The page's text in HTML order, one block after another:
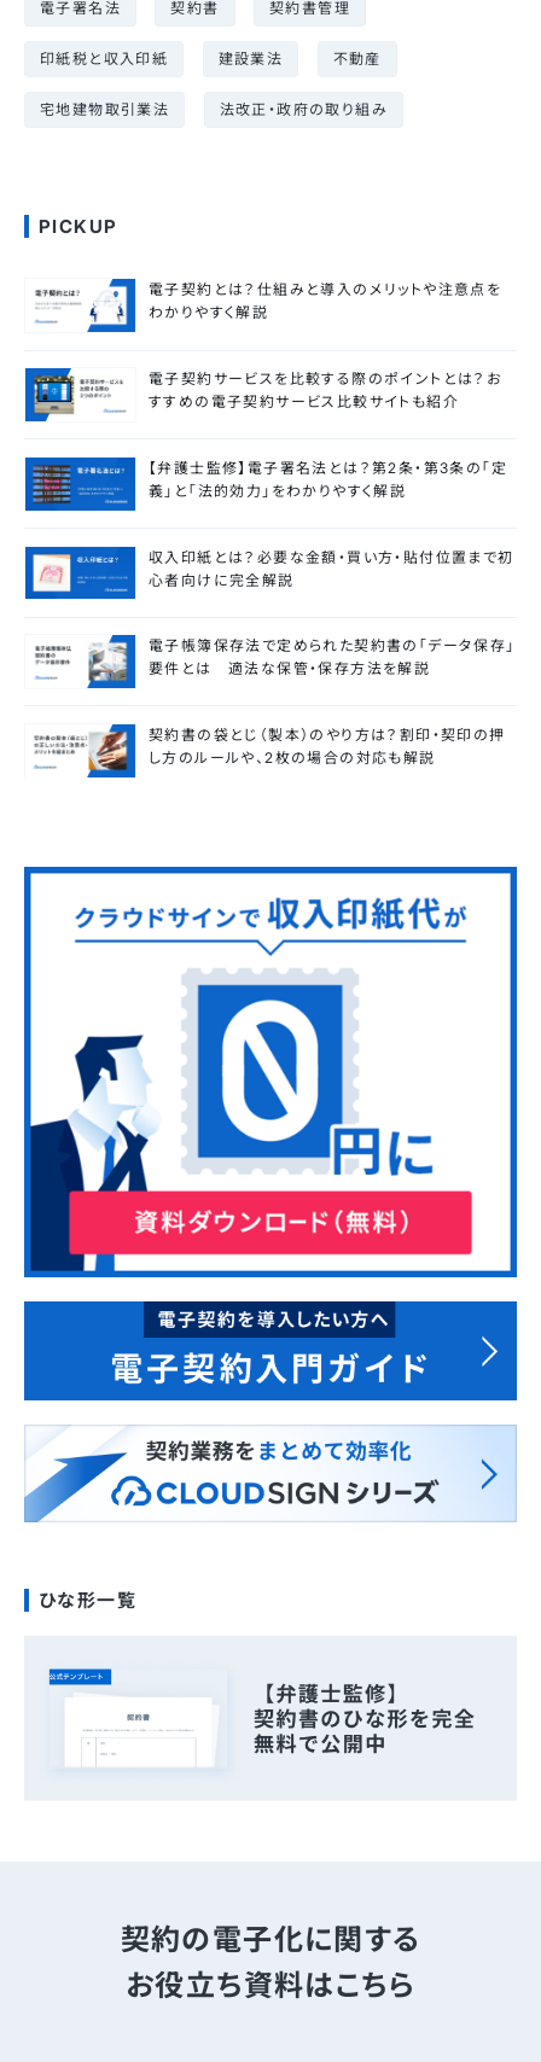
電子署名法 契約書 契約書管理
印紙税と収入印紙 建設業法 不動産
宅地建物取引業法 法改正・政府の取り組み
PICKUP
電子契約とは？仕組みと導入のメリットや注意点を
わかりやすく解説
電子契約サービスを比較する際のポイントとは？お
すすめの電子契約サービス比較サイトも紹介
【弁護士監修】電子署名法とは？第2条・第3条の「定
義」と「法的効力」をわかりやすく解説
収入印紙とは？必要な金額・買い方・貼付位置まで初
心者向けに完全解説
電子帳簿保存法で定められた契約書の「データ保存」
要件とは 適法な保管・保存方法を解説
契約書の袋とじ（製本）のやり方は？割印・契印の押
し方のルールや、2枚の場合の対応も解説
ひな形一覧
契約の電子化に関する
お役立ち資料はこちら